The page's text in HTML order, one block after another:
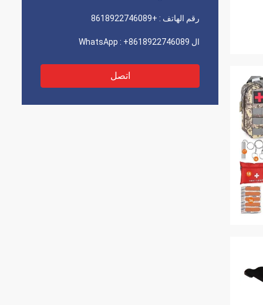
رقم الهاتف : +8618922746089
ال WhatsApp : +8618922746089
اتصل